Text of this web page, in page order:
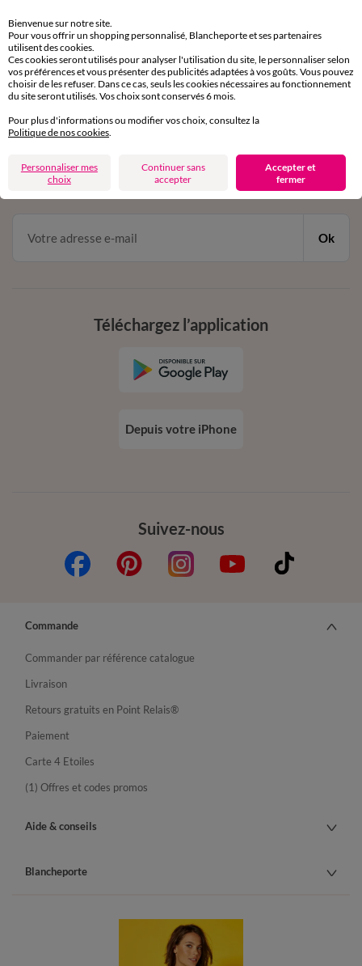
Service clients
par chat et par téléphone
de 8h00 à 20h00 du lundi au samedi
en vous inscrivant à la newsletter
dès 20€ d’achat
conditions dans votre email de confirmation
Ok
Suivez-nous
Téléchargez l’application
Depuis votre iPhone
Commande
Commander par référence catalogue
Livraison
Retours gratuits en Point Relais®
Paiement
Carte 4 Etoiles
(1) Offres et codes promos
Aide & conseils
Blancheporte
Bienvenue sur notre site.
Pour vous offrir un shopping personnalisé, Blancheporte et ses partenaires
utilisent des cookies.
Ces cookies seront utilisés pour analyser l'utilisation du site, le personnaliser selon
vos préférences et vous présenter des publicités adaptées à vos goûts. Vous pouvez
choisir de les refuser. Dans ce cas, seuls les cookies nécessaires au fonctionnement
du site seront utilisés. Vos choix sont conservés 6 mois.
Pour plus d'informations ou modifier vos choix, consultez la
Politique de nos cookies.
Personnaliser mes
choix
Continuer sans
accepter
Accepter et
fermer